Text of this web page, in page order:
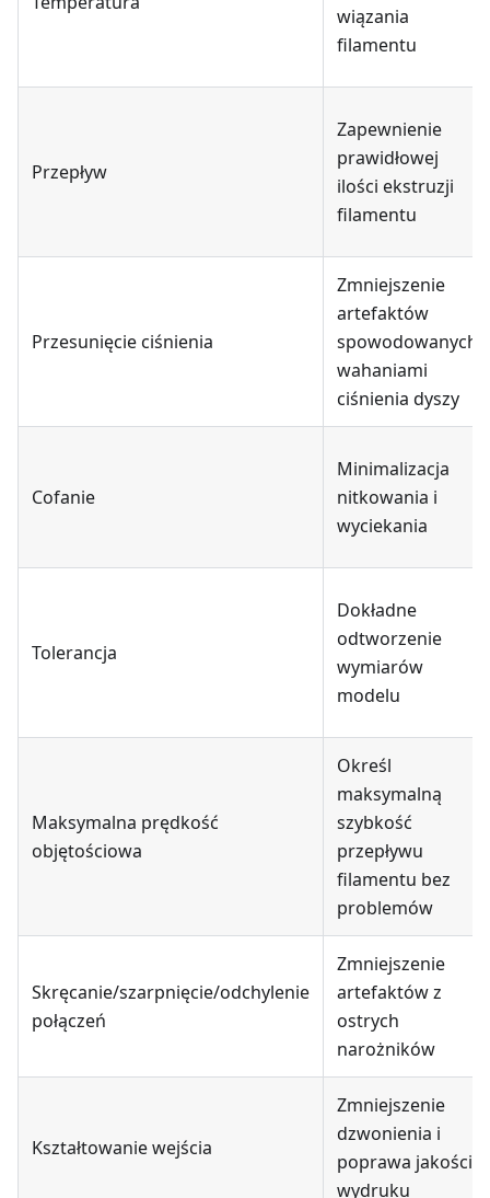
wiązania
filamentu
Przepływ
Zapewnienie
prawidłowej
ilości ekstruzji
filamentu
Przesunięcie ciśnienia
Zmniejszenie
artefaktów
spowodowanych
wahaniami
ciśnienia dyszy
Cofanie
Minimalizacja
nitkowania i
wyciekania
Tolerancja
Dokładne
odtworzenie
wymiarów
modelu
Maksymalna prędkość
objętościowa
Określ
maksymalną
szybkość
przepływu
filamentu bez
problemów
Skręcanie/szarpnięcie/odchylenie
połączeń
Zmniejszenie
artefaktów z
ostrych
narożników
Kształtowanie wejścia
Zmniejszenie
dzwonienia i
poprawa jakości
wydruku